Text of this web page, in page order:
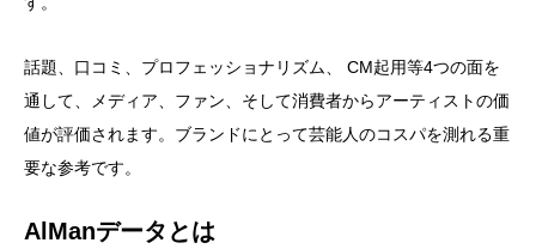
話題、口コミ、プロフェッショナリズム、 CM起用等4つの面を
通して、メディア、ファン、そして消費者からアーティストの価
値が評価されます。ブランドにとって芸能人のコスパを測れる重
要な参考です。
AlManデータとは